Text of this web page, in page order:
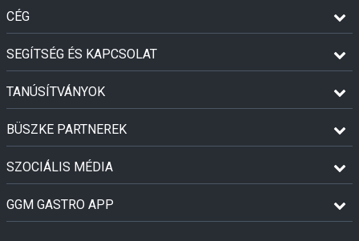
CÉG
SEGÍTSÉG ÉS KAPCSOLAT
TANÚSÍTVÁNYOK
BÜSZKE PARTNEREK
SZOCIÁLIS MÉDIA
GGM GASTRO APP